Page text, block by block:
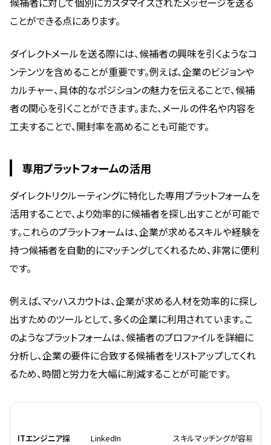
ことができる点にあります。
ダイレクトメールを送る際には、候補者の興味を引くようなコ
ンテンツを含めることが重要です。例えば、企業のビジョンや
カルチャー、具体的なポジションの魅力を伝えることで、候補
者の関心を引くことができます。また、メールの件名や内容を
工夫することで、開封率を高めることも可能です。
専用プラットフォームの活用
ダイレクトリクルーティングに特化した専用プラットフォームを
活用することで、より効率的に候補者を探し出すことが可能で
す。これらのプラットフォームは、企業が求めるスキルや経験を
持つ候補者を自動的にマッチングしてくれるため、非常に便利
です。
例えば、マッハスカウトは、企業が求める人材を効率的に探し
出すためのツールとして、多くの企業に利用されています。こ
のようなプラットフォームは、候補者のプロファイルを詳細に
分析し、企業の要件に合致する候補者をリストアップしてくれ
るため、時間と労力を大幅に削減することが可能です。
ITエンジニア採
LinkedIn スキルマッチングが容易